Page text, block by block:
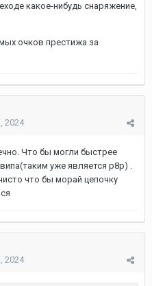
какое-нибудь снаряжение,
очков престижа за
2024
Что бы могли быстрее
уже является р8р) .
что бы морай цепочку
2024